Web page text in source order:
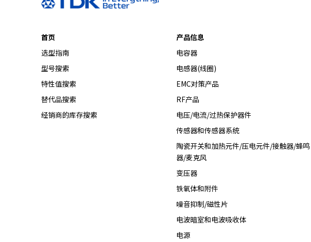
首页
选型指南
型号搜索
特性值搜索
替代品搜索
经销商的库存搜索
产品信息
电容器
电感器(线圈)
EMC对策产品
RF产品
电压/电流/过热保护器件
传感器和传感器系统
陶瓷开关和加热元件/压电元件/接触器/蜂鸣
器/麦克风
变压器
铁氧体和附件
噪音抑制/磁性片
电波暗室和电波吸收体
电源